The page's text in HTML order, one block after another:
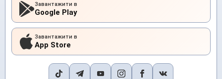
Завантажити в
Google Play
Завантажити в
App Store